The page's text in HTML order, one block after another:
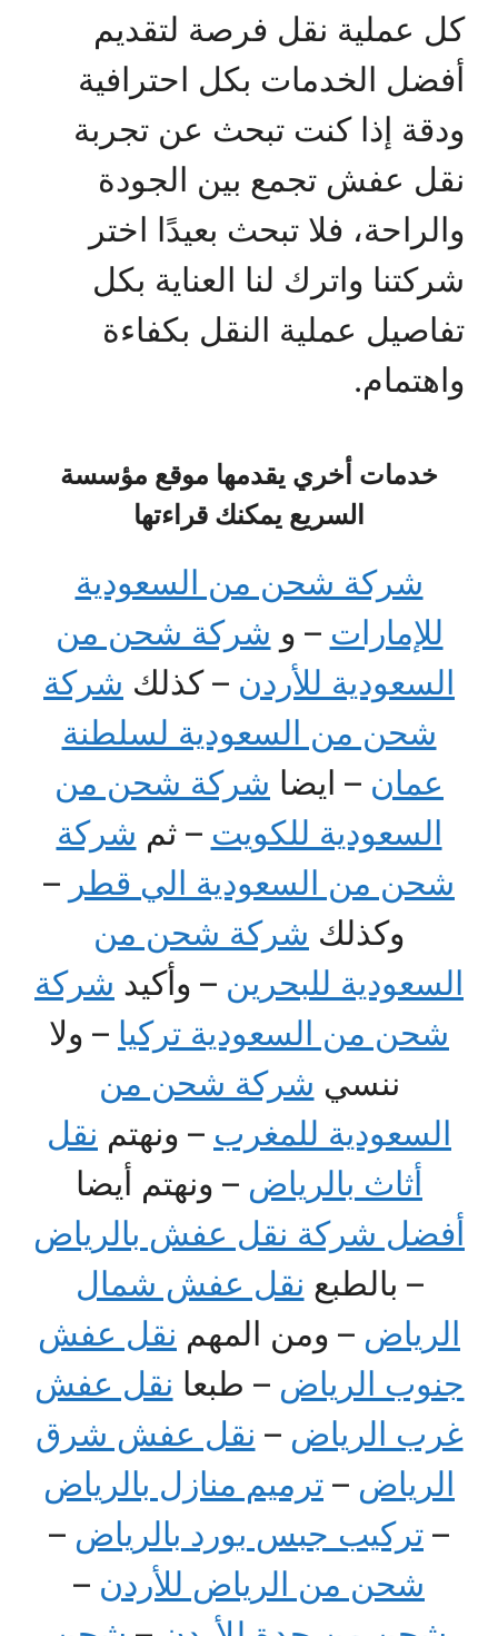
كل عملية نقل فرصة لتقديم
أفضل الخدمات بكل احترافية
ودقة إذا كنت تبحث عن تجربة
نقل عفش تجمع بين الجودة
والراحة، فلا تبحث بعيدًا اختر
شركتنا واترك لنا العناية بكل
تفاصيل عملية النقل بكفاءة
واهتمام.
خدمات أخري يقدمها موقع مؤسسة
السريع يمكنك قراءتها
شركة شحن من السعودية
للإمارات – و شركة شحن من
السعودية للأردن – كذلك شركة
شحن من السعودية لسلطنة
عمان – ايضا شركة شحن من
السعودية للكويت – ثم شركة
شحن من السعودية الي قطر –
وكذلك شركة شحن من
السعودية للبحرين – وأكيد شركة
شحن من السعودية تركيا – ولا
ننسي شركة شحن من
السعودية للمغرب – ونهتم نقل
أثاث بالرياض – ونهتم أيضا
أفضل شركة نقل عفش بالرياض
– بالطبع نقل عفش شمال
الرياض – ومن المهم نقل عفش
جنوب الرياض – طبعا نقل عفش
غرب الرياض – نقل عفش شرق
الرياض – ترميم منازل بالرياض
– تركيب جبس بورد بالرياض –
شحن من الرياض للأردن –